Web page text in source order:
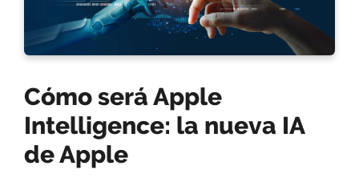
Cómo será Apple
Intelligence: la nueva IA
de Apple